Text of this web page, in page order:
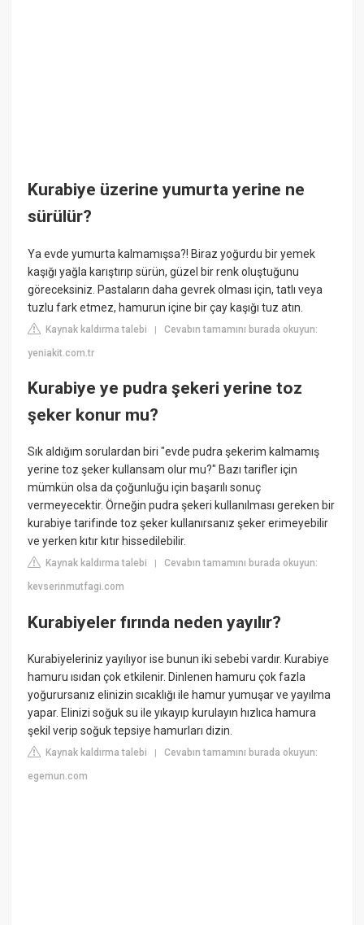
Kurabiye üzerine yumurta yerine ne
sürülür?
Ya evde yumurta kalmamışsa?! Biraz yoğurdu bir yemek
kaşığı yağla karıştırıp sürün, güzel bir renk oluştuğunu
göreceksiniz. Pastaların daha gevrek olması için, tatlı veya
tuzlu fark etmez, hamurun içine bir çay kaşığı tuz atın.
Kaynak kaldırma talebi |Cevabın tamamını burada okuyun:
yeniakit.com.tr
Kurabiye ye pudra şekeri yerine toz
şeker konur mu?
Sık aldığım sorulardan biri "evde pudra şekerim kalmamış
yerine toz şeker kullansam olur mu?" Bazı tarifler için
mümkün olsa da çoğunluğu için başarılı sonuç
vermeyecektir. Örneğin pudra şekeri kullanılması gereken bir
kurabiye tarifinde toz şeker kullanırsanız şeker erimeyebilir
ve yerken kıtır kıtır hissedilebilir.
Kaynak kaldırma talebi |Cevabın tamamını burada okuyun:
kevserinmutfagi.com
Kurabiyeler fırında neden yayılır?
Kurabiyeleriniz yayılıyor ise bunun iki sebebi vardır. Kurabiye
hamuru ısıdan çok etkilenir. Dinlenen hamuru çok fazla
yoğurursanız elinizin sıcaklığı ile hamur yumuşar ve yayılma
yapar. Elinizi soğuk su ile yıkayıp kurulayın hızlıca hamura
şekil verip soğuk tepsiye hamurları dizin.
Kaynak kaldırma talebi |Cevabın tamamını burada okuyun:
egemun.com